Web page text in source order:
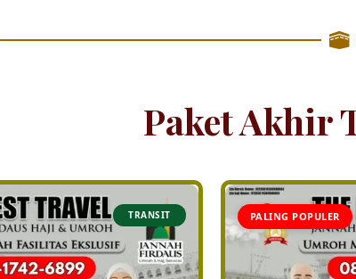
Paket Akhir
TRANSIT PALING POPULER